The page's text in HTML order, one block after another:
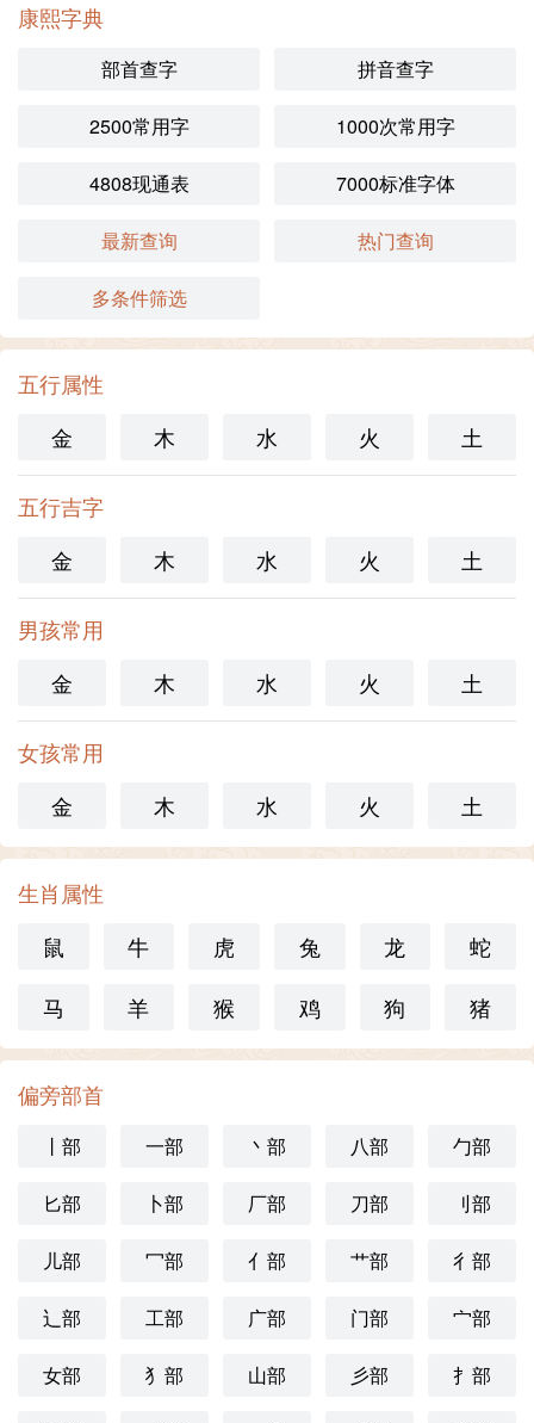
康熙字典
部首查字 拼音查字
2500常用字 1000次常用字
4808现通表 7000标准字体
最新查询 热门查询
多条件筛选
五行属性
金
木 水 火 土
五行吉字
金
木 水 火 土
男孩常用
金
木 水 火 土
女孩常用
金
木 水 火 土
生肖属性
鼠
牛 虎 兔 龙
蛇
马
羊 猴 鸡 狗 猪
偏旁部首
丨部 一部 丶部 八部 勹部
匕部 卜部 厂部 刀部 刂部
儿部 冖部 亻部 艹部 彳部
辶部 工部 广部 门部 宀部
女部 犭部 山部 彡部 扌部